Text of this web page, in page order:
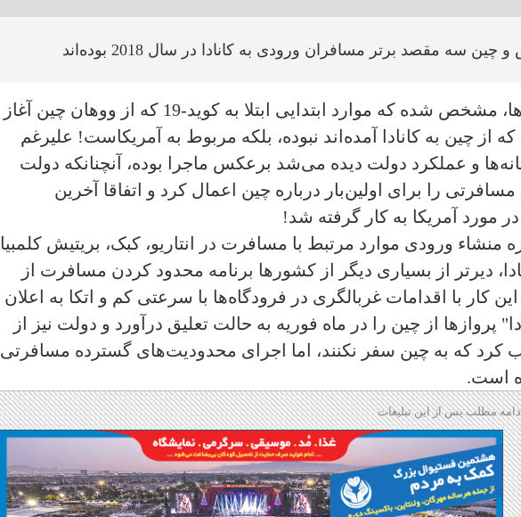
سه مقصد برتر مسافران ورودی به کانادا در سال 2018 بوده‌اند
طبق اسناد داده‌های استان‌ها، مشخص شده که موارد ابتدایی ابتلا به کوید-19 که از ووهان چین آغاز
از چین به کانادا آمده‌اند نبوده، بلکه مربوط به آمریکاست! علیرغم
و عملکرد دولت دیده می‌شد برعکس ماجرا بوده، آنچنانکه دولت
را برای اولین‌بار درباره چین اعمال کرد و اتفاقا آخرین
مورد آمریکا به کار گرفته شد!
منشاء ورودی موارد مرتبط با مسافرت در انتاریو، كبک، بریتیش كلمبیا
دیرتر از بسیاری دیگر از کشورها برنامه محدود کردن مسافرت از
کار با اقدامات غربالگری در فرودگاه‌ها با سرعتی کم و اتکا به اعلان
پروازها از چین را در ماه فوریه به حالت تعلیق درآورد و دولت نیز از
کرد که به چین سفر نکنند، اما اجرای محدودیت‌های گسترده مسافرتی
مطلب پس از این تبلیغات